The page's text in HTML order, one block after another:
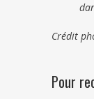
Crédit
Pour